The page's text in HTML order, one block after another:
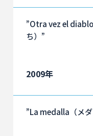
”Otra vez el
ち）”
2009年
”La medalla（メ